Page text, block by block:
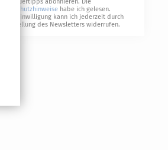
Datenschutzhinweise habe ich gelesen.
Meine Einwilligung kann ich jederzeit durch
Abbestellung des Newsletters widerrufen.